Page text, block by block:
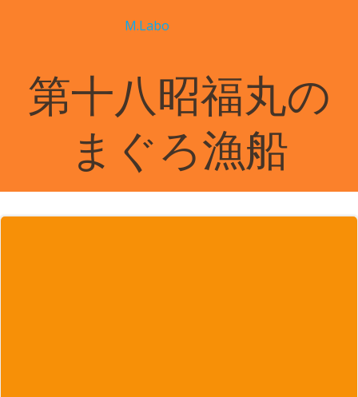
ツ
へ
キ
ッ
M.Labo
第十八昭福丸の
まぐろ漁船